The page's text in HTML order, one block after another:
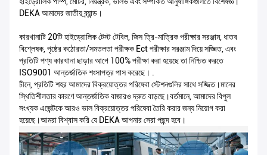
DEKA আমাদের জাতীয় ব্র্যান্ড।
কারখানাটি 20টি হাইড্রোলিক টেস্ট টেবিল, জিস ত্রি-মাত্রিক পরীক্ষার সরঞ্জাম, ধাতব
বিশ্লেষক, পৃষ্ঠের কঠোরতা/সমতলতা পরীক্ষক Ect পরীক্ষার সরঞ্জাম দিয়ে সজ্জিত, এবং
প্রতিটি পণ্য কারখানা ছাড়ার আগে 100% পরীক্ষা করা হয়েছে তা নিশ্চিত করতে
ISO9001 আন্তর্জাতিক শংসাপত্র পাস করেছে। .
চীনে, প্রতিটি শহর আমাদের বিক্রয়োত্তর পরিষেবা স্টেশনগুলির সাথে সজ্জিত।মানের
স্থিতিশীলতার কারণে আন্তর্জাতিক বাজারও দ্রুত বাড়ছে।বর্তমানে, আমাদের বিপুল
সংখ্যক এজেন্টকে আরও ভাল বিক্রয়োত্তর পরিষেবা তৈরি করার জন্য নিয়োগ করা
হয়েছে।আমরা বিশ্বাস করি যে DEKA আপনার সেরা পছন্দ হবে।